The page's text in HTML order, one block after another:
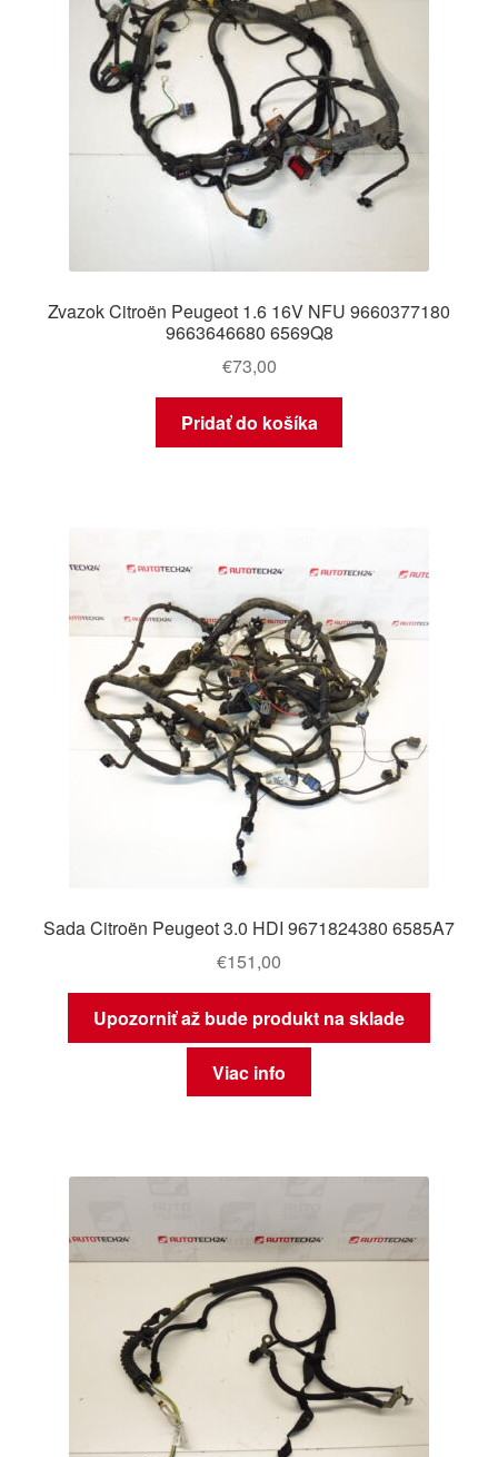
Zvazok Citroën Peugeot 1.6 16V NFU 9660377180
9663646680 6569Q8
€73,00
Pridať do košíka
Sada Citroën Peugeot 3.0 HDI 9671824380 6585A7
€151,00
Upozorniť až bude produkt na sklade
Viac info